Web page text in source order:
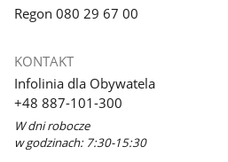
Regon 080 29 67 00
KONTAKT
Infolinia dla Obywatela
+48 887-101-300
W dni robocze
w godzinach: 7:30-15:30